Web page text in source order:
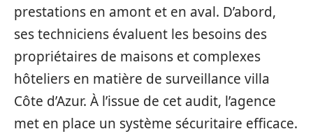
prestations en amont et en aval. D’abord,
ses techniciens évaluent les besoins des
propriétaires de maisons et complexes
hôteliers en matière de surveillance villa
Côte d’Azur. À l’issue de cet audit, l’agence
met en place un système sécuritaire efficace.